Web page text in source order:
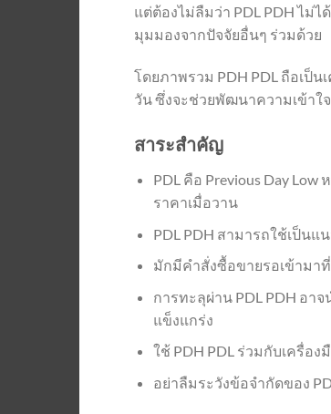
แต่ต้องไม่ลืมว่า PDL PDH ไม่
มุมมองจากปัจจัยอื่นๆ ร่วมด้วย
โดยภาพรวม PDH PDL ถือเป็
วัน ซึ่งจะช่วยพัฒนาความเข้าใ
สาระสำคัญ
PDL คือ Previous Day
ราคาเมื่อวาน
PDL PDH สามารถใช้เป็น
มักมีคำสั่งซื้อขายรอเข้ามา
การทะลุผ่าน PDL PDH อา
แข็งแกร่ง
ใช้ PDH PDL ร่วมกับเครื่อ
อย่าลืมระวังข้อจำกัดของ